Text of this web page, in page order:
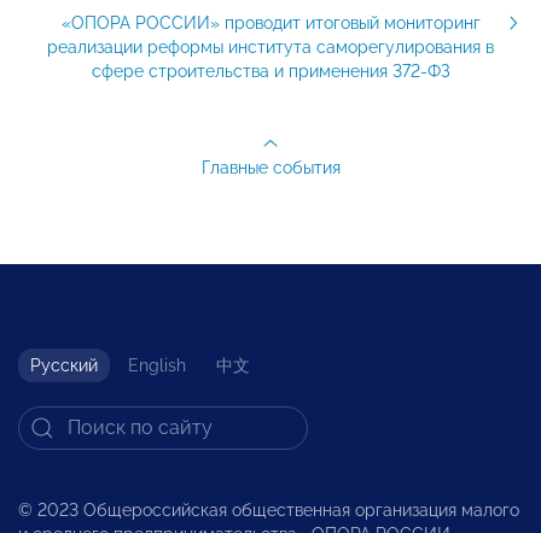
«ОПОРА РОССИИ» проводит итоговый мониторинг
реализации реформы института саморегулирования в
сфере строительства и применения 372-ФЗ
Главные события
Русский English 中文
© 2023 Общероссийская общественная организация малого